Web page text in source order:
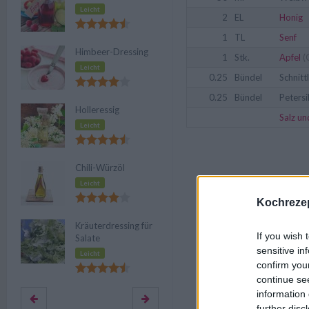
If you wish
sensitive
confirm
continue
information
2
EL
Honig
1
TL
Senf
1
Stk. Apfel
0.25
Bündel
0.25
Bündel
Salz
Leicht
Himbeer-Dressing
Leicht
Holleressig
Leicht
Chili-Würzöl
Leicht
Kräuterdressing für
Salate
Leicht